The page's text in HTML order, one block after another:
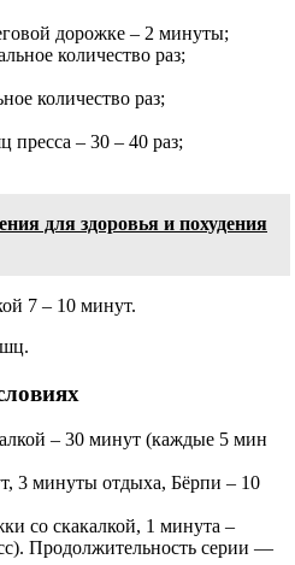
дорожке – 2 минуты;
количество раз;
количество раз;
– 30 – 40 раз;
для здоровья и похудения
7 – 10 минут.
– 30 минут (каждые 5 мин
3 минуты отдыха, Бёрпи – 10
со скакалкой, 1 минута –
Продолжительность серии —